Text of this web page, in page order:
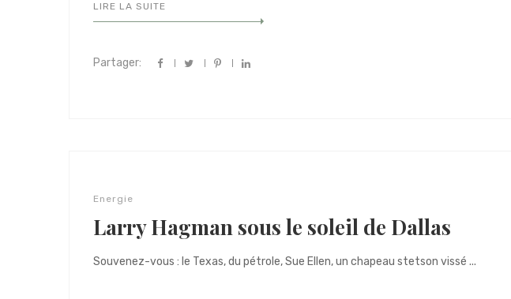
LIRE LA SUITE
Partager:
Energie
Larry Hagman sous le soleil de Dallas
Souvenez-vous : le Texas, du pétrole, Sue Ellen, un chapeau stetson vissé ...